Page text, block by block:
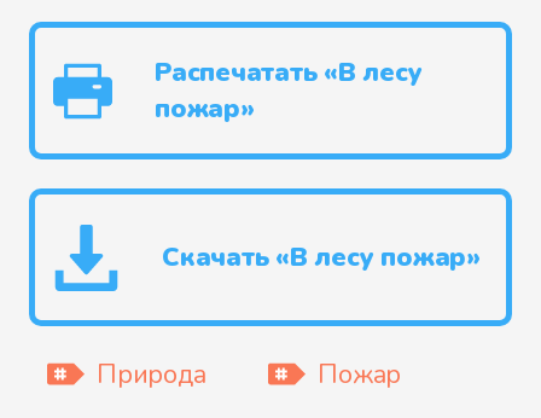
Распечатать «В лесу
пожар»
Скачать «В лесу пожар»
Природа
Пожар